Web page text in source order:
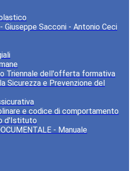
Giuseppe Sacconi - Antonio Ceci
Triennale dell'offerta formativa
Sicurezza e Prevenzione del
e codice di comportamento
d'Istituto
- Manuale